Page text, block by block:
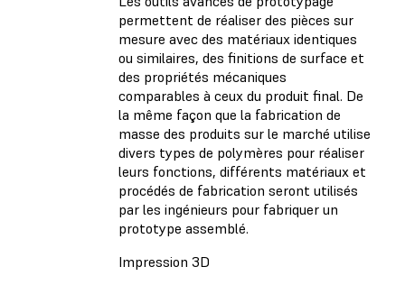
permettent de réaliser des pièces sur
mesure avec des matériaux identiques
ou similaires, des finitions de surface et
des propriétés mécaniques
comparables à ceux du produit final. De
la même façon que la fabrication de
masse des produits sur le marché utilise
divers types de polymères pour réaliser
leurs fonctions, différents matériaux et
procédés de fabrication seront utilisés
par les ingénieurs pour fabriquer un
prototype assemblé.
Impression 3D